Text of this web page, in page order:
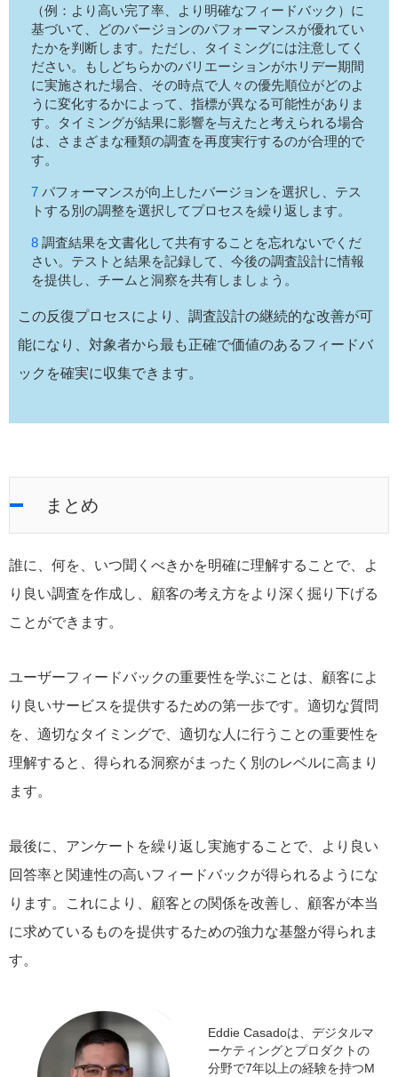
（例：より高い完了率、より明確なフィードバック）に
基づいて、どのバージョンのパフォーマンスが優れてい
たかを判断します。ただし、タイミングには注意してく
ださい。もしどちらかのバリエーションがホリデー期間
に実施された場合、その時点で人々の優先順位がどのよ
うに変化するかによって、指標が異なる可能性がありま
す。タイミングが結果に影響を与えたと考えられる場合
は、さまざまな種類の調査を再度実行するのが合理的で
す。
パフォーマンスが向上したバージョンを選択し、テス
トする別の調整を選択してプロセスを繰り返します。
調査結果を文書化して共有することを忘れないでくだ
さい。テストと結果を記録して、今後の調査設計に情報
を提供し、チームと洞察を共有しましょう。
この反復プロセスにより、調査設計の継続的な改善が可
能になり、対象者から最も正確で価値のあるフィードバ
ックを確実に収集できます。
まとめ
誰に、何を、いつ聞くべきかを明確に理解することで、よ
り良い調査を作成し、顧客の考え方をより深く掘り下げる
ことができます。
ユーザーフィードバックの重要性を学ぶことは、顧客によ
り良いサービスを提供するための第一歩です。適切な質問
を、適切なタイミングで、適切な人に行うことの重要性を
理解すると、得られる洞察がまったく別のレベルに高まり
ます。
最後に、アンケートを繰り返し実施することで、より良い
回答率と関連性の高いフィードバックが得られるようにな
ります。これにより、顧客との関係を改善し、顧客が本当
に求めているものを提供するための強力な基盤が得られま
す。
Eddie Casadoは、デジタルマ
ーケティングとプロダクトの
分野で7年以上の経験を持つM